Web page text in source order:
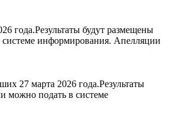
года.Результаты будут размещены
информирования. Апелляции
27 марта 2026 года.Результаты
можно подать в системе